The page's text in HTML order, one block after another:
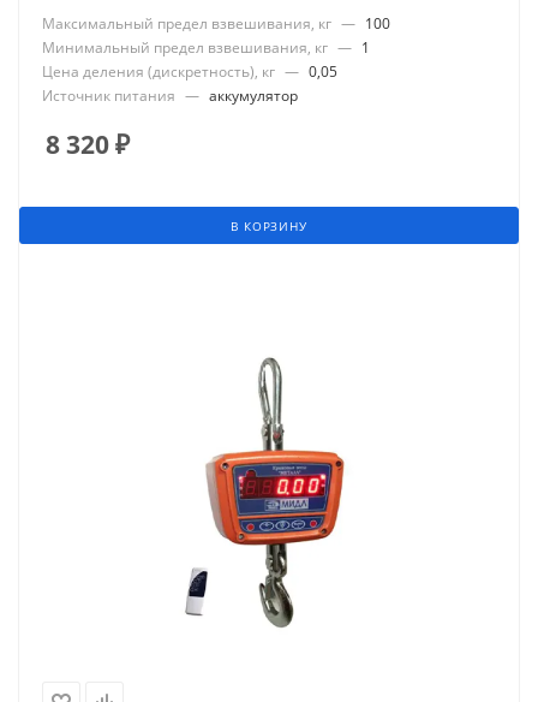
Максимальный предел взвешивания, кг — 100
Минимальный предел взвешивания, кг — 1
Цена деления (дискретность), кг — 0,05
Источник питания — аккумулятор
8 320₽
В КОРЗИНУ